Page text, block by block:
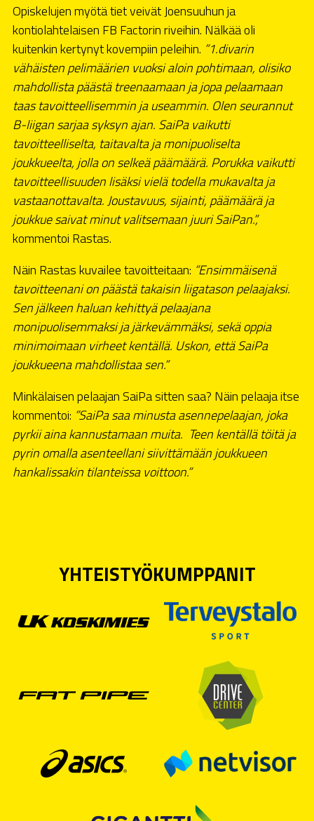
Opiskelujen myötä tiet veivät Joensuuhun ja
kontiolahtelaisen FB Factorin riveihin. Nälkää oli
kuitenkin kertynyt kovempiin peleihin. ”1.divarin
vähäisten pelimäärien vuoksi aloin pohtimaan, olisiko
mahdollista päästä treenaamaan ja jopa pelaamaan
taas tavoitteellisemmin ja useammin. Olen seurannut
B-liigan sarjaa syksyn ajan. SaiPa vaikutti
tavoitteelliselta, taitavalta ja monipuoliselta
joukkueelta, jolla on selkeä päämäärä. Porukka vaikutti
tavoitteellisuuden lisäksi vielä todella mukavalta ja
vastaanottavalta. Joustavuus, sijainti, päämäärä ja
joukkue saivat minut valitsemaan juuri SaiPan.”,
kommentoi Rastas.
Näin Rastas kuvailee tavoitteitaan: ”Ensimmäisenä
tavoitteenani on päästä takaisin liigatason pelaajaksi.
Sen jälkeen haluan kehittyä pelaajana
monipuolisemmaksi ja järkevämmäksi, sekä oppia
minimoimaan virheet kentällä. Uskon, että SaiPa
joukkueena mahdollistaa sen.”
Minkälaisen pelaajan SaiPa sitten saa? Näin pelaaja itse
kommentoi: ”SaiPa saa minusta asennepelaajan, joka
pyrkii aina kannustamaan muita. Teen kentällä töitä ja
pyrin omalla asenteellani siivittämään joukkueen
hankalissakin tilanteissa voittoon.”
YHTEISTYÖKUMPPANIT